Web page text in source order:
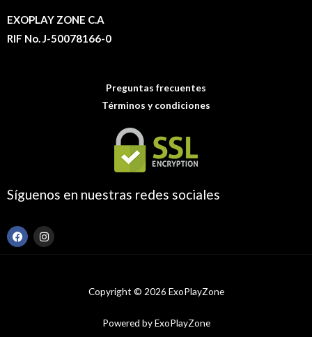
EXOPLAY ZONE C.A
RIF No. J-50078166-0
Preguntas frecuentes
Términos y condiciones
Síguenos en nuestras redes sociales
F
a
I
n
Copyright © 2026 ExoPlayZone
Powered by ExoPlayZone